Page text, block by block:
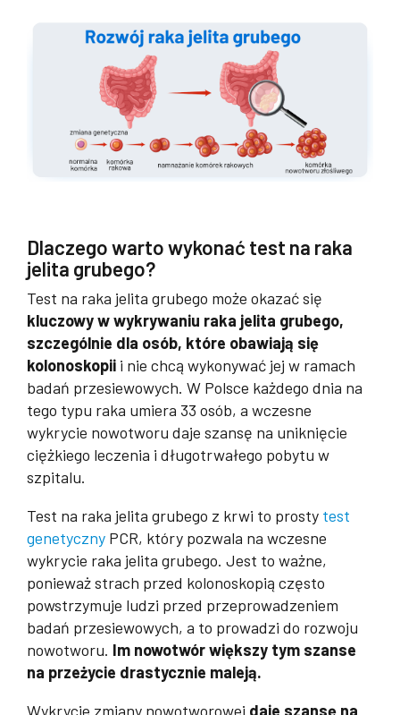
Dlaczego warto wykonać test na raka
jelita grubego?
Test na raka jelita grubego może okazać się
kluczowy w wykrywaniu raka jelita grubego,
szczególnie dla osób, które obawiają się
kolonoskopii i nie chcą wykonywać jej w ramach
badań przesiewowych. W Polsce każdego dnia na
tego typu raka umiera 33 osób, a wczesne
wykrycie nowotworu daje szansę na uniknięcie
ciężkiego leczenia i długotrwałego pobytu w
szpitalu.
Test na raka jelita grubego z krwi to prosty test
genetyczny PCR, który pozwala na wczesne
wykrycie raka jelita grubego. Jest to ważne,
ponieważ strach przed kolonoskopią często
powstrzymuje ludzi przed przeprowadzeniem
badań przesiewowych, a to prowadzi do rozwoju
nowotworu. Im nowotwór większy tym szanse
na przeżycie drastycznie maleją.
Wykrycie zmiany nowotworowej daje szansę na